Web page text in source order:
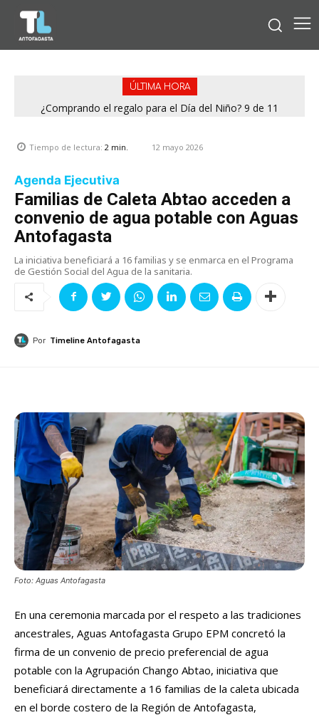
ÚLTIMA HORA
¿Comprando el regalo para el Día del Niño? 9 de 11
Tiempo de lectura: 2 min. 12 mayo 2026
Agenda Ejecutiva
Familias de Caleta Abtao acceden a
convenio de agua potable con Aguas
Antofagasta
La iniciativa beneficiará a 16 familias y se enmarca en el Programa
de Gestión Social del Agua de la sanitaria.
Por Timeline Antofagasta
Foto: Aguas Antofagasta
En una ceremonia marcada por el respeto a las tradiciones
ancestrales, Aguas Antofagasta Grupo EPM concretó la
firma de un convenio de precio preferencial de agua
potable con la Agrupación Chango Abtao, iniciativa que
beneficiará directamente a 16 familias de la caleta ubicada
en el borde costero de la Región de Antofagasta,